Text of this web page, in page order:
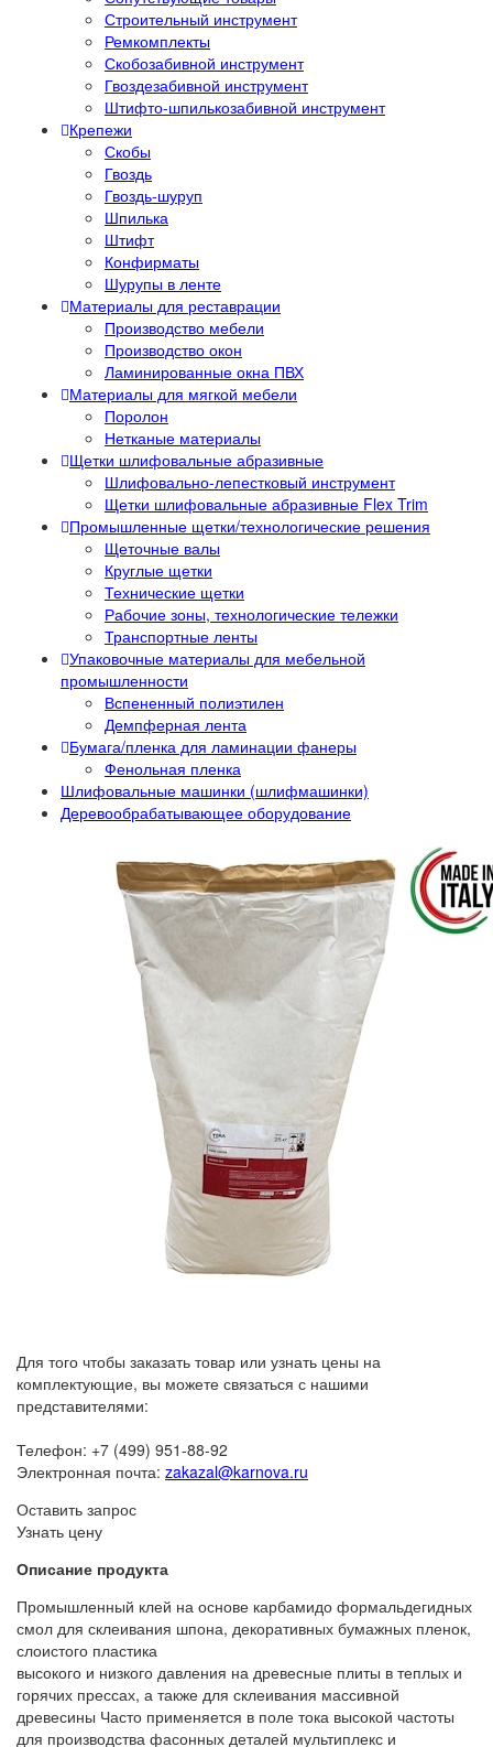
Строительный инструмент
Ремкомплекты
Скобозабивной инструмент
Гвоздезабивной инструмент
Штифто-шпилькозабивной инструмент
Крепежи
Скобы
Гвоздь
Гвоздь-шуруп
Шпилька
Штифт
Конфирматы
Шурупы в ленте
Материалы для реставрации
Производство мебели
Производство окон
Ламинированные окна ПВХ
Материалы для мягкой мебели
Поролон
Нетканые материалы
Щетки шлифовальные абразивные
Шлифовально-лепестковый инструмент
Щетки шлифовальные абразивные Flex Trim
Промышленные щетки/технологические решения
Щеточные валы
Круглые щетки
Технические щетки
Рабочие зоны, технологические тележки
Транспортные ленты
Упаковочные материалы для мебельной
промышленности
Вспененный полиэтилен
Демпферная лента
Бумага/пленка для ламинации фанеры
Фенольная пленка
Шлифовальные машинки (шлифмашинки)
Деревообрабатывающее оборудование
Для того чтобы заказать товар или узнать цены на
комплектующие, вы можете связаться с нашими
представителями:
Телефон: +7 (499) 951-88-92
Электронная почта: zakazal@karnova.ru
Оставить запрос
Узнать цену
Описание продукта
Промышленный клей на основе карбамидо формальдегидных
смол для склеивания шпона, декоративных бумажных пленок,
слоистого пластика
высокого и низкого давления на древесные плиты в теплых и
горячих прессах, а также для склеивания массивной
древесины Часто применяется в поле тока высокой частоты
для производства фасонных деталей мультиплекс и